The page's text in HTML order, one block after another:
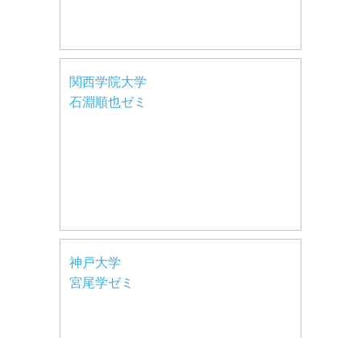
関西学院大学
石淵順也ゼミ
神戸大学
宮尾学ゼミ